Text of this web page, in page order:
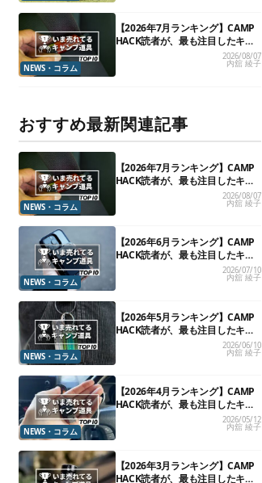
NEWS・コラム
【2026年7月ランキング】CAMP
HACK読者が、最も注目したキャ
2026/08/07
内舘 綾子
おすすめ最新関連記事
NEWS・コラム
【2026年7月ランキング】CAMP
HACK読者が、最も注目したキャ
2026/08/07
内舘 綾子
NEWS・コラム
【2026年6月ランキング】CAMP
HACK読者が、最も注目したキャ
2026/07/10
内舘 綾子
NEWS・コラム
【2026年5月ランキング】CAMP
HACK読者が、最も注目したキャ
ンプ道具TOP10
2026/06/10
内舘 綾子
NEWS・コラム
【2026年4月ランキング】CAMP
HACK読者が、最も注目したキャ
ンプ道具TOP10
2026/05/12
内舘 綾子
【2026年3月ランキング】CAMP
HACK読者が、最も注目したキャ